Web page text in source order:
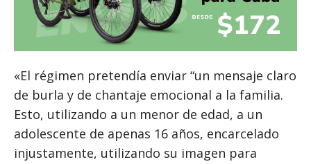
«El régimen pretendía enviar “un mensaje claro
de burla y de chantaje emocional a la familia.
Esto, utilizando a un menor de edad, a un
adolescente de apenas 16 años, encarcelado
injustamente, utilizando su imagen para